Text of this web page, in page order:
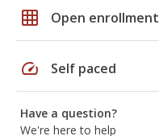
grid_on Open enrollment
speed Self paced
Have a question?
We're here to help